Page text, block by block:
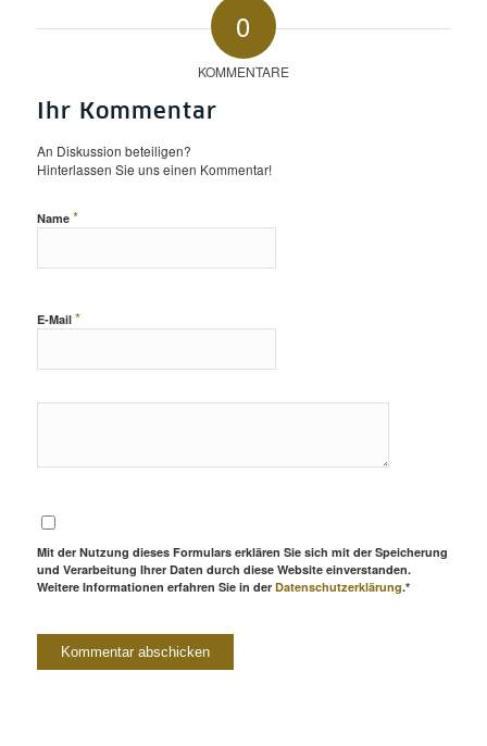
0
KOMMENTARE
Ihr Kommentar
An Diskussion beteiligen?
Hinterlassen Sie uns einen Kommentar!
Name *
E-Mail *
Mit der Nutzung dieses Formulars erklären Sie sich mit der Speicherung
und Verarbeitung Ihrer Daten durch diese Website einverstanden.
Weitere Informationen erfahren Sie in der Datenschutzerklärung.*